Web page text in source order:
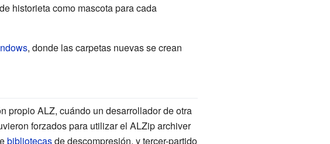
historieta como mascota para cada
, donde las carpetas nuevas se crean
propio ALZ, cuándo un desarrollador de otra
forzados para utilizar el ALZip archiver
bibliotecasde descompresión, y tercer-partido